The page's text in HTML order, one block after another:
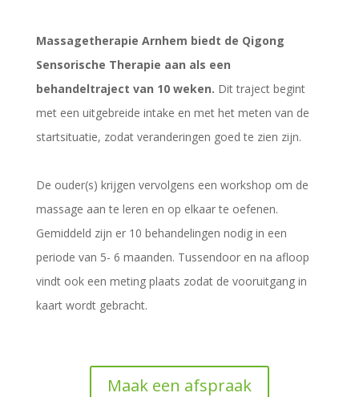
Massagetherapie Arnhem biedt de Qigong
Sensorische Therapie aan als een
behandeltraject van 10 weken. Dit traject begint
met een uitgebreide intake en met het meten van de
startsituatie, zodat veranderingen goed te zien zijn.
De ouder(s) krijgen vervolgens een workshop om de
massage aan te leren en op elkaar te oefenen.
Gemiddeld zijn er 10 behandelingen nodig in een
periode van 5- 6 maanden. Tussendoor en na afloop
vindt ook een meting plaats zodat de vooruitgang in
kaart wordt gebracht.
Maak een afspraak